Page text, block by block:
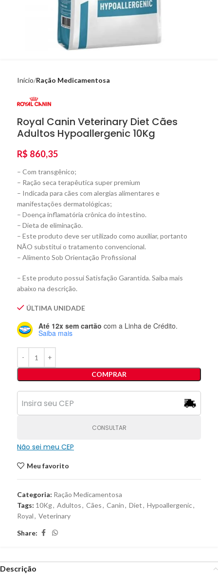
Início Ração Medicamentosa
Royal Canin Veterinary Diet Cães
Adultos Hypoallergenic 10Kg
R$ 860,35
– Com transgênico;
– Ração seca terapêutica super premium
– Indicada para cães com alergias alimentares e
manifestações dermatológicas;
– Doença inflamatória crônica do intestino.
– Dieta de eliminação.
– Este produto deve ser utilizado como auxiliar, portanto
NÃO substitui o tratamento convencional.
– Alimento Sob Orientação Profissional
– Este produto possui Satisfação Garantida. Saiba mais
abaixo na descrição.
ÚLTIMA UNIDADE
Até 12x sem cartão com a Linha de Crédito.
Saiba mais
COMPRAR
CONSULTAR
Não sei meu CEP
Meu favorito
Categoria: Ração Medicamentosa
Tags: 10Kg, Adultos, Cães, Canin, Diet, Hypoallergenic,
Royal, Veterinary
Share:
Descrição